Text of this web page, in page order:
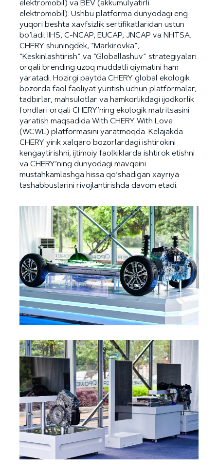
elektromobil) va BEV (akkumulyatirli
elektromobil). Ushbu platforma dunyodagi eng
yuqori beshta xavfsizlik sertifikatlaridan ustun
bo‘ladi: IIHS, C-NCAP, EUCAP, JNCAP va NHTSA.
CHERY shuningdek, “Markirovka”,
“Keskinlashtirish” va “Globallashuv” strategiyalari
orqali brending uzoq muddatli qiymatini ham
yaratadi. Hozirgi paytda CHERY global ekologik
bozorda faol faoliyat yuritish uchun platformalar,
tadbirlar, mahsulotlar va hamkorlikdagi ijodkorlik
fondlari orqali CHERY’ning ekologik matritsasini
yaratish maqsadida With CHERY With Love
(WCWL) platformasini yaratmoqda. Kelajakda
CHERY yirik xalqaro bozorlardagi ishtirokini
kengaytirishni, ijtimoiy faolkiklarda ishtirok etishni
va CHERY’ning dunyodagi mavqeini
mustahkamlashga hissa qo‘shadigan xayriya
tashabbuslarini rivojlantirishda davom etadi.